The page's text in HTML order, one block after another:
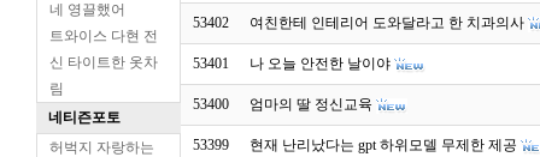
네 영끌했어
트와이스 다현 전
신 타이트한 옷차
림
네티즌포토
허벅지 자랑하는
53402 여친한테 인테리어 도와달라고 한 치과의사
53401 나 오늘 안전한 날이야
53400 엄마의 딸 정신교육
53399 현재 난리났다는 gpt 하위모델 무제한 제공